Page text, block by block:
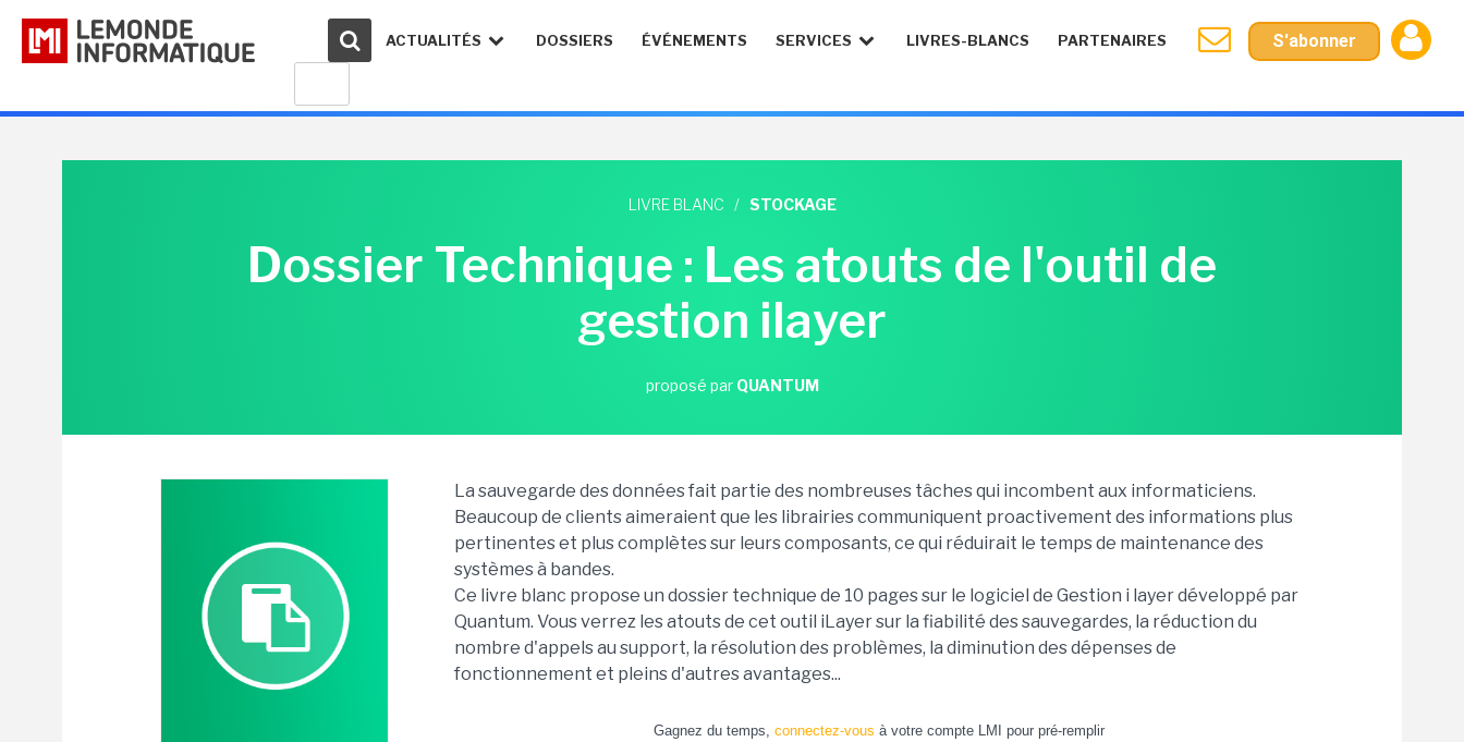
ACTUALITÉS DOSSIERS ÉVÉNEMENTS SERVICES LIVRES-BLANCS PARTENAIRES S'abonner
LIVRE BLANC / STOCKAGE
Dossier Technique : Les atouts de l'outil de
gestion ilayer
proposé par QUANTUM
La sauvegarde des données fait partie des nombreuses tâches qui incombent aux informaticiens.
Beaucoup de clients aimeraient que les librairies communiquent proactivement des informations plus
pertinentes et plus complètes sur leurs composants, ce qui réduirait le temps de maintenance des
systèmes à bandes.
Ce livre blanc propose un dossier technique de 10 pages sur le logiciel de Gestion i layer développé par
Quantum. Vous verrez les atouts de cet outil iLayer sur la fiabilité des sauvegardes, la réduction du
nombre d'appels au support, la résolution des problèmes, la diminution des dépenses de
fonctionnement et pleins d'autres avantages...
Gagnez du temps, connectez-vous à votre compte LMI pour pré-remplir